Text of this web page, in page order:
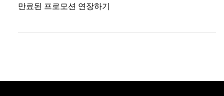
만료된 프로모션 연장하기